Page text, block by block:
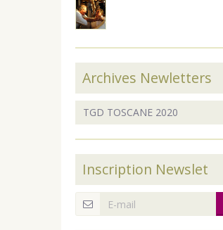
Archives Newletters
Inscription Newslet